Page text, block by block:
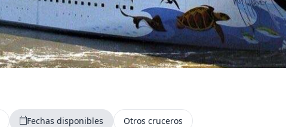
Fechas disponibles Otros cruceros